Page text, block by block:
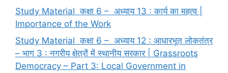
Study Material कक्षा 6 – अध्याय 13 : कार्य का महत्व |
Importance of the Work
Study Material कक्षा 6 – अध्याय 12 : आधारभूत लोकतंत्र
– भाग 3 : नगरीय क्षेत्रों में स्थानीय सरकार | Grassroots
Democracy – Part 3: Local Government in